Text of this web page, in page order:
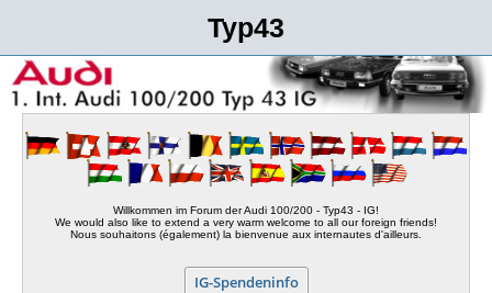
Typ43
Willkommen im Forum der Audi 100/200 - Typ43 - IG!
We would also like to extend a very warm welcome to all our foreign friends!
Nous souhaitons (également) la bienvenue aux internautes d'ailleurs.
IG-Spendeninfo